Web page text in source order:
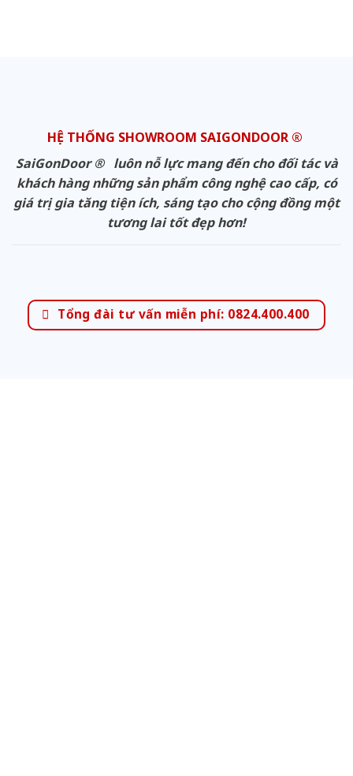
HỆ THỐNG SHOWROOM SAIGONDOOR ®
SaiGonDoor ® luôn nỗ lực mang đến cho đối tác và
khách hàng những sản phẩm công nghệ cao cấp, có
giá trị gia tăng tiện ích, sáng tạo cho cộng đồng một
tương lai tốt đẹp hơn!
Tổng đài tư vấn miễn phí: 0824.400.400